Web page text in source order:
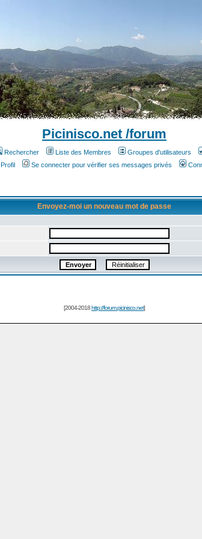
Picinisco.net /forum
Rechercher Liste des Membres Groupes d'utilisateurs
Profil
Se connecter pour vérifier ses messages privés
Envoyez-moi un nouveau mot de passe
[2004-2018http://forum.picinisco.net]